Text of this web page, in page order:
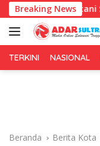
Langsung
ke
konten
Breaking News
Petani Sidrap
TERKINI NASIONAL
Beranda Berita Kota